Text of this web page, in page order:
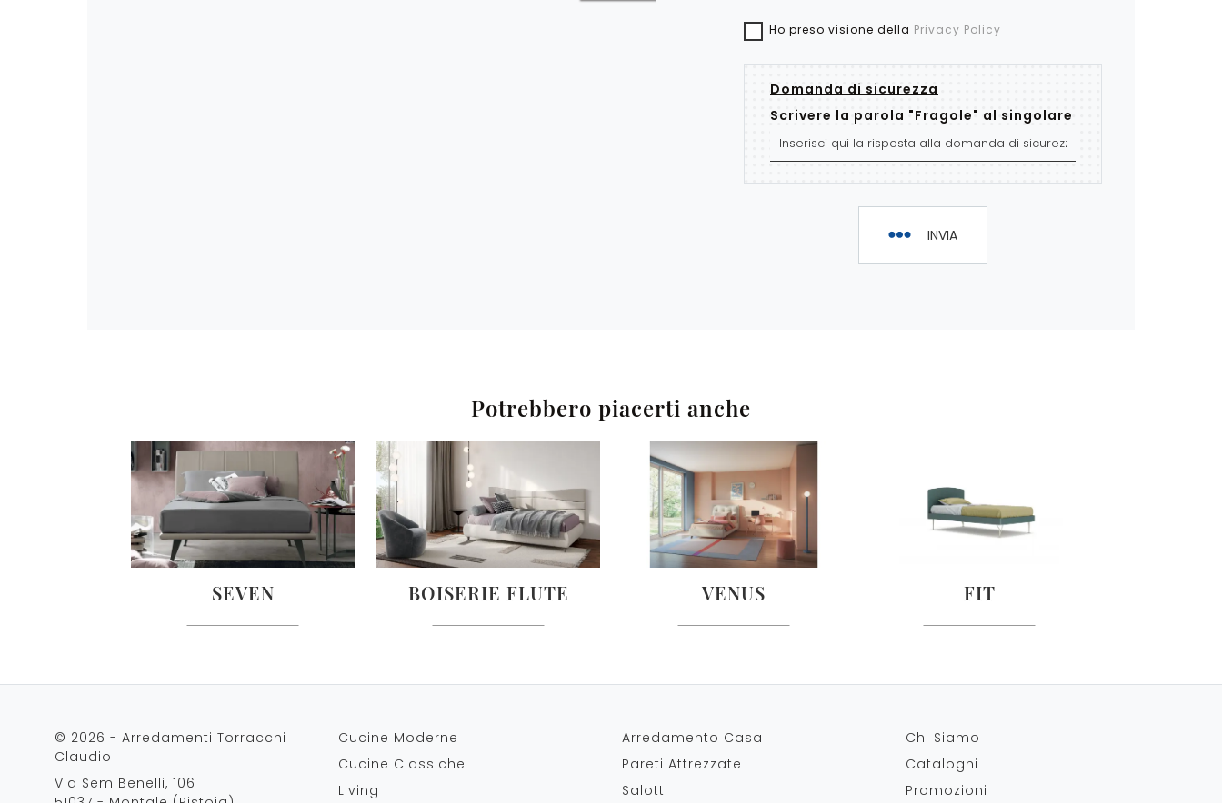
Ho preso visione della Privacy Policy
Domanda di sicurezza
Scrivere la parola "Fragole" al singolare
INVIA
Potrebbero piacerti anche
SEVEN BOISERIE FLUTE VENUS FIT
© 2026 - Arredamenti Torracchi
Claudio
Via Sem Benelli, 106
Cucine Moderne
Cucine Classiche
Living
Arredamento Casa
Pareti Attrezzate
Salotti
Chi Siamo
Cataloghi
Promozioni